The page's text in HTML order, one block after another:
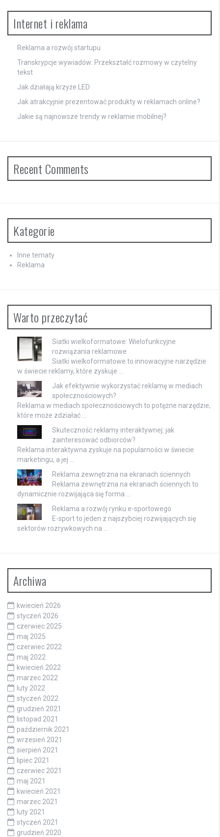
Internet i reklama
Reklama a rozwój startupu
Transkrypcje wywiadów: Przekształć rozmowy w czytelny
tekst
Jak działają krzyże LED
Jak atrakcyjnie prezentować produkty w reklamach online?
Jakie są najnowsze trendy w reklamie mobilnej?
Recent Comments
Kategorie
Inne tematy
Reklama
Warto przeczytać
Siatki wielkoformatowe: Wielofunkcyjne
rozwiązania reklamowe
Siatki wielkoformatowe to innowacyjne narzędzie
w świecie reklamy, które zyskuje …
Jak efektywnie wykorzystać reklamę w mediach
społecznościowych?
Reklama w mediach społecznościowych to potężne narzędzie,
które może zdziałać …
Skuteczność reklamy interaktywnej: jak
zainteresować odbiorców?
Reklama interaktywna zyskuje na popularności w świecie
marketingu, a jej …
Reklama zewnętrzna na ekranach ściennych
Reklama zewnętrzna na ekranach ściennych to
dynamicznie rozwijająca się forma …
Reklama a rozwój rynku e-sportowego
E-sport to jeden z najszybciej rozwijających się
sektorów rozrywkowych na …
Archiwa
kwiecień 2026
styczeń 2026
czerwiec 2025
maj 2025
czerwiec 2022
maj 2022
kwiecień 2022
marzec 2022
luty 2022
styczeń 2022
grudzień 2021
listopad 2021
październik 2021
wrzesień 2021
sierpień 2021
lipiec 2021
czerwiec 2021
maj 2021
kwiecień 2021
marzec 2021
luty 2021
styczeń 2021
grudzień 2020